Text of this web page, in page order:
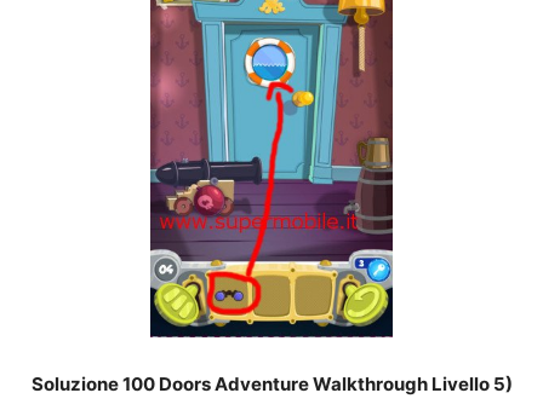
Soluzione 100 Doors Adventure Walkthrough Livello 5)